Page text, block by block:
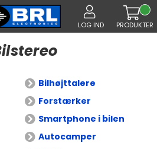
LOG IND PRODUKTER
Bilhøjttalere
Forstærker
Smartphone i bilen
Autocamper